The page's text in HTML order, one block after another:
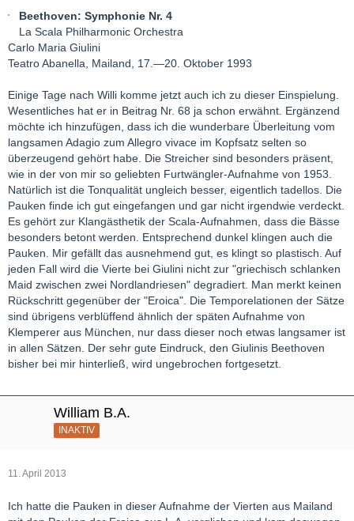
Beethoven: Symphonie Nr. 4
La Scala Philharmonic Orchestra
Carlo Maria Giulini
Teatro Abanella, Mailand, 17.—20. Oktober 1993
Einige Tage nach Willi komme jetzt auch ich zu dieser Einspielung.
Wesentliches hat er in Beitrag Nr. 68 ja schon erwähnt. Ergänzend
möchte ich hinzufügen, dass ich die wunderbare Überleitung vom
langsamen Adagio zum Allegro vivace im Kopfsatz selten so
überzeugend gehört habe. Die Streicher sind besonders präsent,
wie in der von mir so geliebten Furtwängler-Aufnahme von 1953.
Natürlich ist die Tonqualität ungleich besser, eigentlich tadellos. Die
Pauken finde ich gut eingefangen und gar nicht irgendwie verdeckt.
Es gehört zur Klangästhetik der Scala-Aufnahmen, dass die Bässe
besonders betont werden. Entsprechend dunkel klingen auch die
Pauken. Mir gefällt das ausnehmend gut, es klingt so plastisch. Auf
jeden Fall wird die Vierte bei Giulini nicht zur "griechisch schlanken
Maid zwischen zwei Nordlandriesen" degradiert. Man merkt keinen
Rückschritt gegenüber der "Eroica". Die Temporelationen der Sätze
sind übrigens verblüffend ähnlich der späten Aufnahme von
Klemperer aus München, nur dass dieser noch etwas langsamer ist
in allen Sätzen. Der sehr gute Eindruck, den Giulinis Beethoven
bisher bei mir hinterließ, wird ungebrochen fortgesetzt.
William B.A.
INAKTIV
11. April 2013
Ich hatte die Pauken in dieser Aufnahme der Vierten aus Mailand